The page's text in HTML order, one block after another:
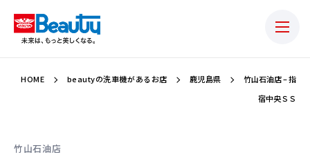
HOME beautyの洗車機があるお店 鹿児島県
竹山石油店 – 指
宿中央ＳＳ
竹山石油店